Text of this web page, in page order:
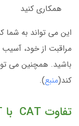
همکاری کنید
این می تواند به شما
مراقبت از خود، آسیب
باشید. همچنین می
کند(منبع).
تفاوت CAT با CBT: